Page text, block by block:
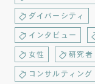
ダイバーシティ
インタビュー
女性 研究者
コンサルティング